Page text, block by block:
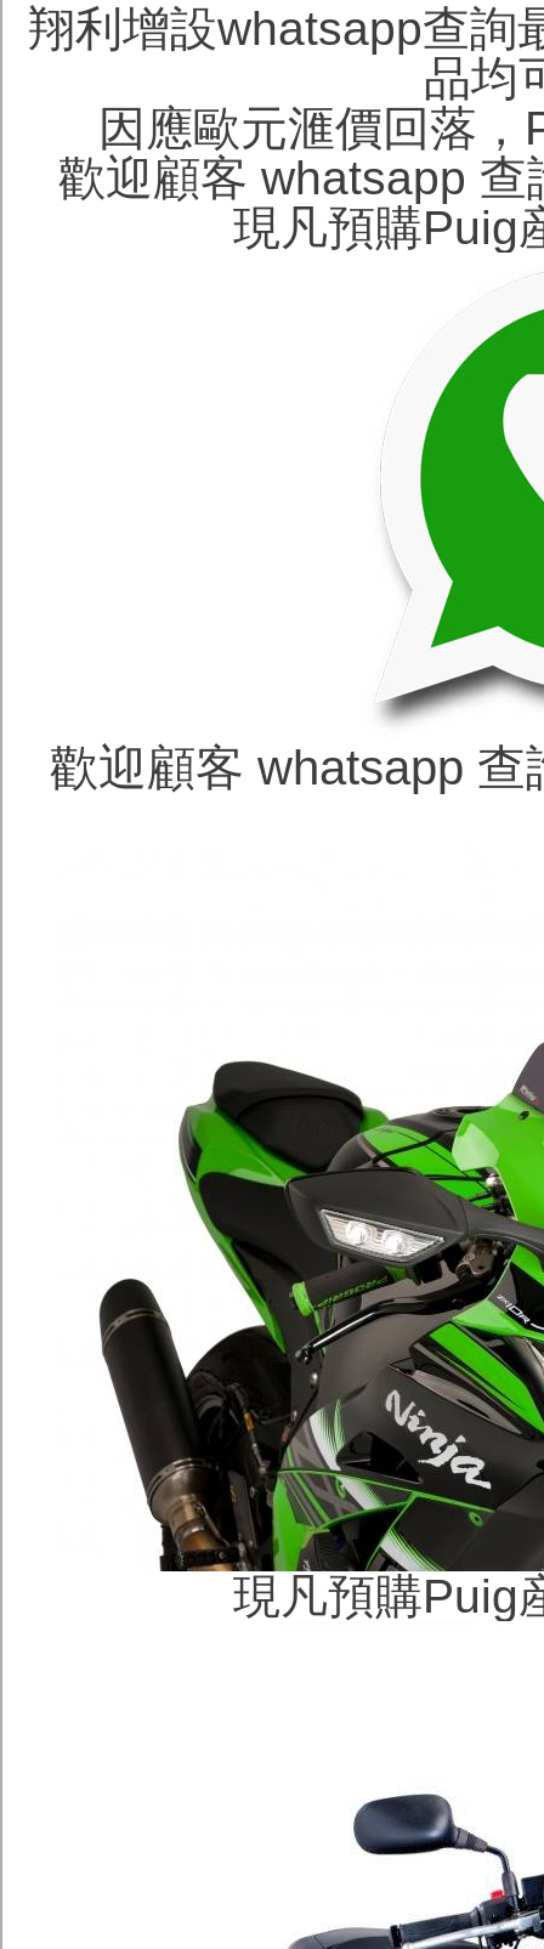
翔利增設whatsapp查詢
品均
因應歐元滙價回落
歡迎顧客 whatsapp
現凡預購Puig
歡迎顧客 whatsapp
現凡預購Puig